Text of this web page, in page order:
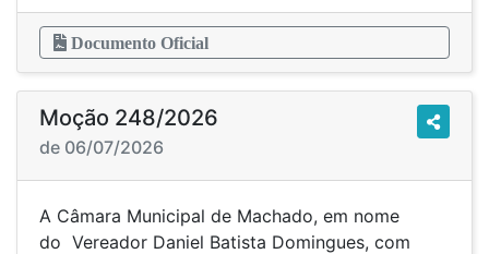
Documento Oficial
Moção 248/2026
de 06/07/2026
A Câmara Municipal de Machado, em nome
do Vereador Daniel Batista Domingues, com